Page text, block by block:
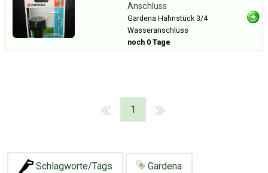
Anschluss
Gardena Hahnstück 3/4
Wasseranschluss
noch 0 Tage
1
Schlagworte/Tags Gardena